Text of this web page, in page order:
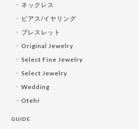
ネックレス
ピアス/イヤリング
ブレスレット
Original Jewelry
Select Fine Jewelry
Select Jewelry
Wedding
Otehr
GUIDE